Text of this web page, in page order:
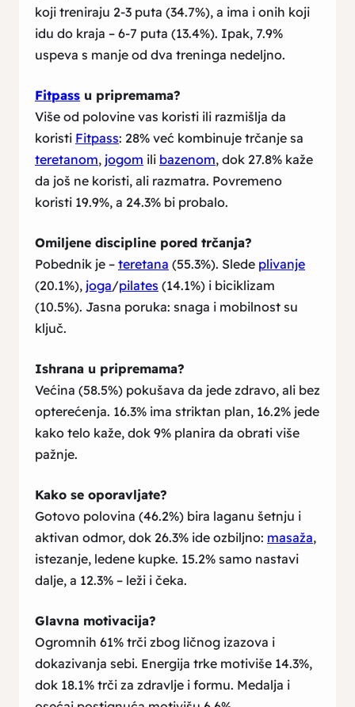
koji treniraju 2-3 puta (34.7%), a ima i onih koji
idu do kraja – 6-7 puta (13.4%). Ipak, 7.9%
uspeva s manje od dva treninga nedeljno.
Fitpass u pripremama?
Više od polovine vas koristi ili razmišlja da
koristi Fitpass: 28% već kombinuje trčanje sa
teretanom, jogom ili bazenom, dok 27.8% kaže
da još ne koristi, ali razmatra. Povremeno
koristi 19.9%, a 24.3% bi probalo.
Omiljene discipline pored trčanja?
Pobednik je – teretana (55.3%). Slede plivanje
(20.1%), joga/pilates (14.1%) i biciklizam
(10.5%). Jasna poruka: snaga i mobilnost su
ključ.
Ishrana u pripremama?
Većina (58.5%) pokušava da jede zdravo, ali bez
opterećenja. 16.3% ima striktan plan, 16.2% jede
kako telo kaže, dok 9% planira da obrati više
pažnje.
Kako se oporavljate?
Gotovo polovina (46.2%) bira laganu šetnju i
aktivan odmor, dok 26.3% ide ozbiljno: masaža,
istezanje, ledene kupke. 15.2% samo nastavi
dalje, a 12.3% – leži i čeka.
Glavna motivacija?
Ogromnih 61% trči zbog ličnog izazova i
dokazivanja sebi. Energija trke motiviše 14.3%,
dok 18.1% trči za zdravlje i formu. Medalja i